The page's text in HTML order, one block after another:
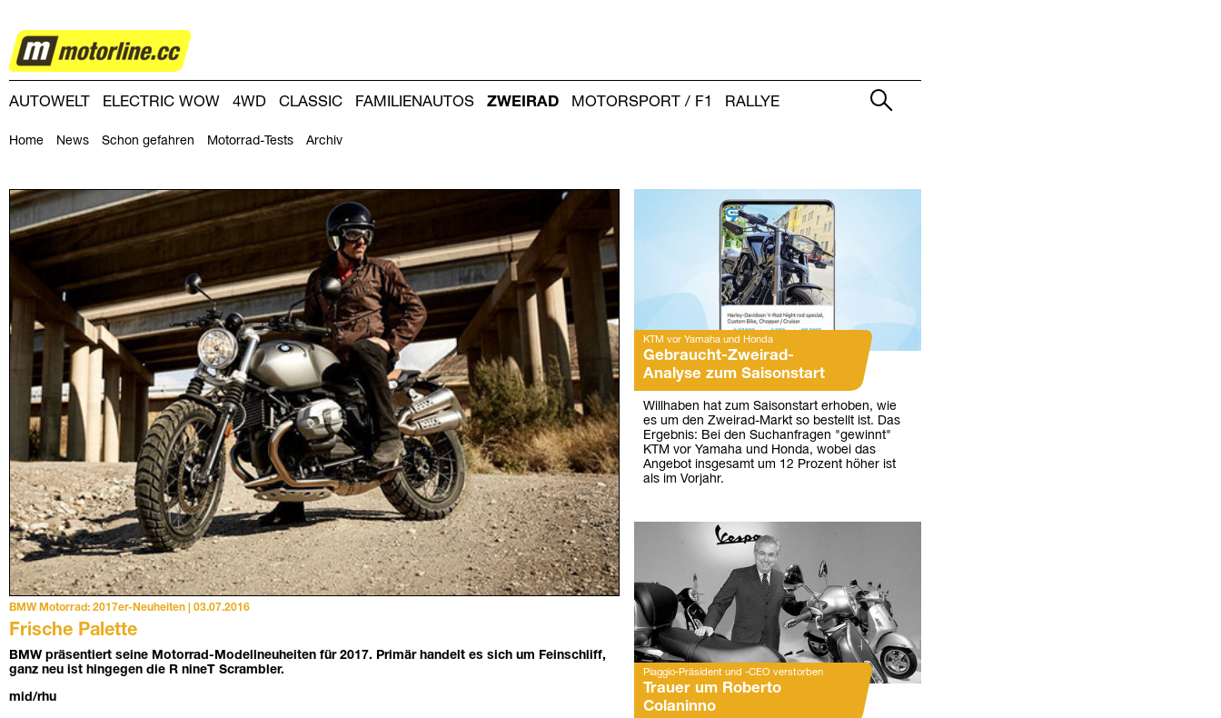
ZWEIRAD
AUTOWELT ELECTRIC WOW 4WD CLASSIC FAMILIENAUTOS ZWEIRAD
Home News Schon gefahren Motorrad-Tests Archiv
MOTORSPORT / F1
RALLYE
BMW Motorrad: 2017er-Neuheiten | 03.07.2016
Frische Palette
BMW präsentiert seine Motorrad-Modellneuheiten für 2017. Primär handelt es sich um Feinschliff,
ganz neu ist hingegen die R nineT Scrambler.
mid/rhu
KTM vor Yamaha und Honda
Gebraucht-Zweirad-
Analyse zum Saisonstart
Willhaben hat zum Saisonstart erhoben, wie
es um den Zweirad-Markt so bestellt ist. Das
Ergebnis: Bei den Suchanfragen "gewinnt"
KTM vor Yamaha und Honda, wobei das
Angebot insgesamt um 12 Prozent höher ist
als im Vorjahr.
Piaggio-Präsident und -CEO verstorben
Trauer um Roberto
Colaninno